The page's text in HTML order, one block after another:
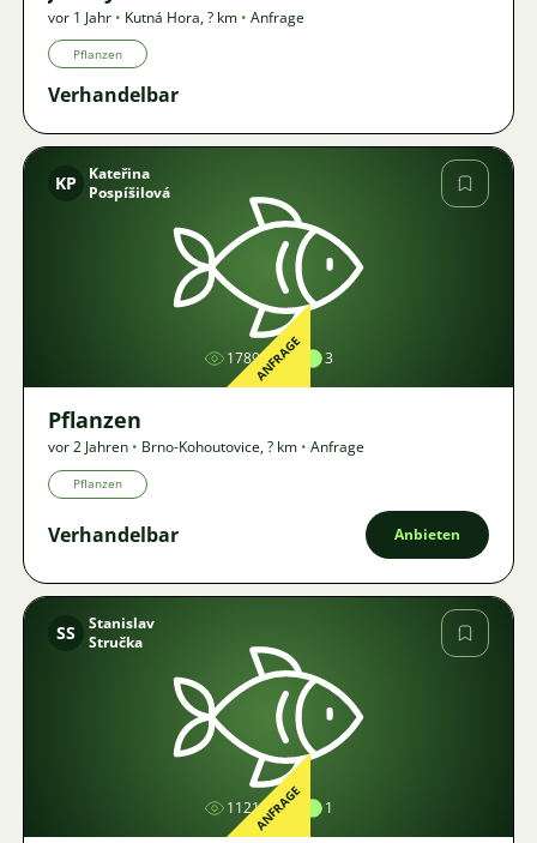
vor 1 Jahr • Kutná Hora,? km • Anfrage
Pflanzen
Verhandelbar
Bild
KP
Kateřina
Pospíšilová
1789 3
ANFRAGE
Pflanzen
vor 2 Jahren • Brno-Kohoutovice,? km • Anfrage
Pflanzen
Verhandelbar Anbieten
Bild
SS
Stanislav
Stručka
1121 1
ANFRAGE